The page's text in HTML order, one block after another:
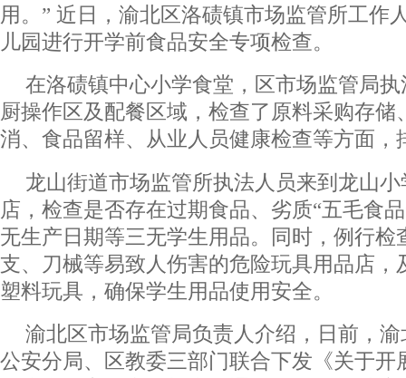
用。” 近日，渝北区洛碛镇市场监管所工作
儿园进行开学前食品安全专项检查。
在洛碛镇中心小学食堂，区市场监管局
厨操作区及配餐区域，检查了原料采购存储
消、食品留样、从业人员健康检查等方面，
龙山街道市场监管所执法人员来到龙山
店，检查是否存在过期食品、劣质“五毛食
无生产日期等三无学生用品。同时，例行检
支、刀械等易致人伤害的危险玩具用品店，
塑料玩具，确保学生用品使用安全。
渝北区市场监管局负责人介绍，日前，
公安分局、区教委三部门联合下发《关于开